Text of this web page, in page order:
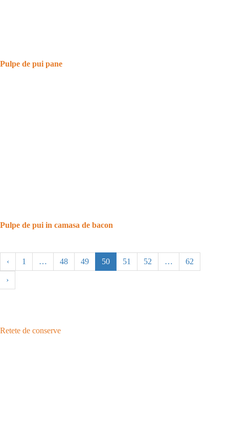
Pulpe de pui pane
Pulpe de pui in camasa de bacon
‹ 1 … 48 49 50 51 52 … 62
›
Retete de conserve